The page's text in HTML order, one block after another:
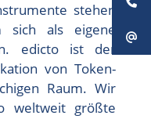
stehen
sich als eigene
edicto ist der
von Token-
Raum. Wir
weltweit größte